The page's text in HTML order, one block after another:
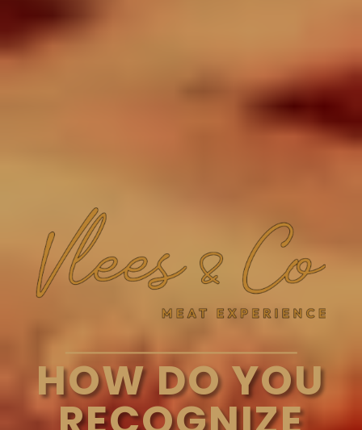
HOW DO YOU